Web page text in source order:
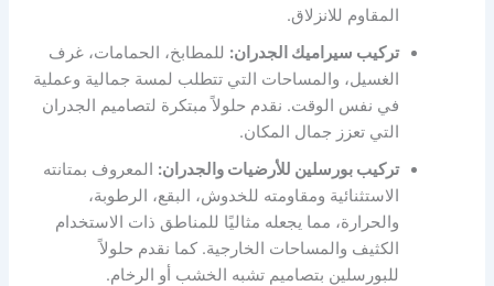
المقاوم للانزلاق.
تركيب سيراميك الجدران: للمطابخ، الحمامات، غرف
الغسيل، والمساحات التي تتطلب لمسة جمالية وعملية
في نفس الوقت. نقدم حلولاً مبتكرة لتصاميم الجدران
التي تعزز جمال المكان.
تركيب بورسلين للأرضيات والجدران: المعروف بمتانته
الاستثنائية ومقاومته للخدوش، البقع، الرطوبة،
والحرارة، مما يجعله مثاليًا للمناطق ذات الاستخدام
الكثيف والمساحات الخارجية. كما نقدم حلولاً
للبورسلين بتصاميم تشبه الخشب أو الرخام.